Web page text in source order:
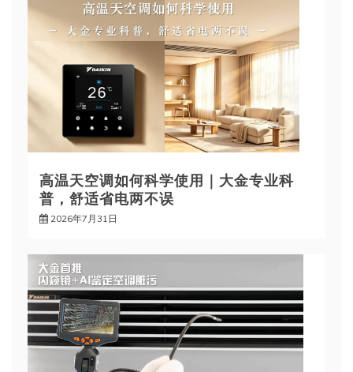
高温天空调如何科学使用｜大金专业科
普，舒适省电两不误
2026年7月31日